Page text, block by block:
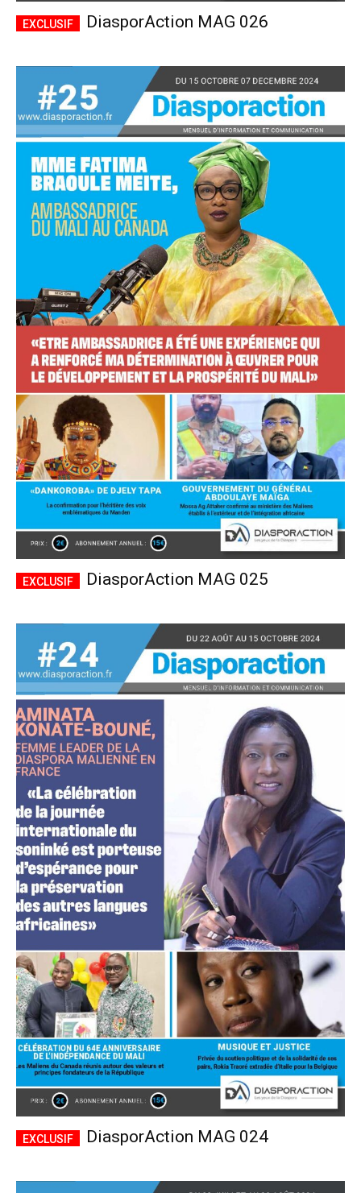
Accès complet
$22 / anplaceholder text
Tous les articles
Annonces
ANNUEL MENSUEL
CHOISIR LE FORFAIT
DiasporAction MAG 026
DiasporAction MAG 025
DiasporAction MAG 024